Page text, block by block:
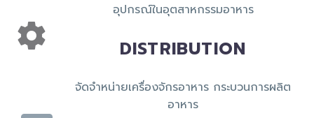
อุปกรณ์ในอุตสาหกรรมอาหาร
DISTRIBUTION
จัดจำหน่ายเครื่องจักรอาหาร กระบวนการผลิต
อาหาร